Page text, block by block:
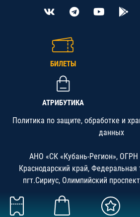
БИЛЕТЫ
АТРИБУТИКА
Политика по защите, обработке и
данных
АНО «СК «Кубань-Регион», ОГРН
Краснодарский край, Федеральная
пгт.Сириус, Олимпийский